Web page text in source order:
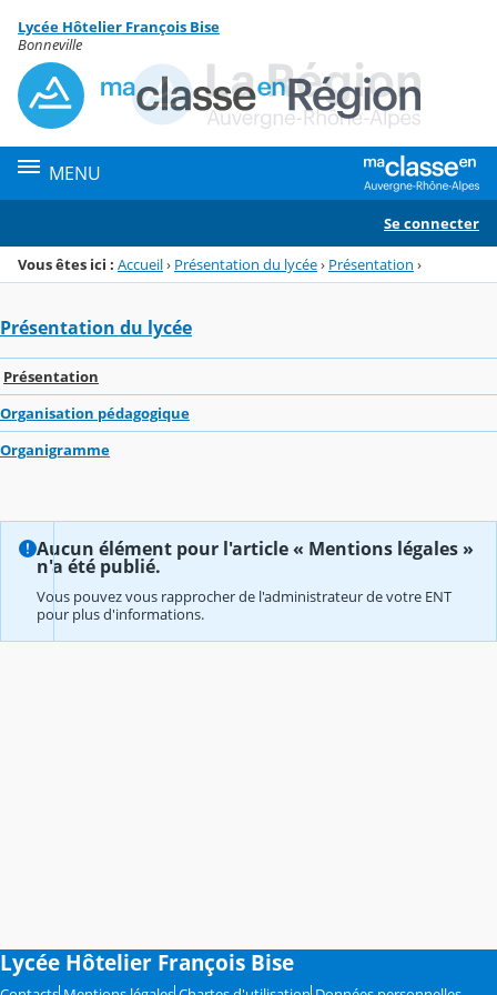
Menu de la rubrique
Contenu
Lycée Hôtelier François Bise
Bonneville
MENU
Se connecter
Vous êtes ici : Accueil› Présentation du lycée› Présentation ›
Présentation du lycée
Présentation
Organisation pédagogique
Organigramme
Aucun élément pour l'article « Mentions légales »
n'a été publié.
Vous pouvez vous rapprocher de l'administrateur de votre ENT
pour plus d'informations.
Lycée Hôtelier François Bise